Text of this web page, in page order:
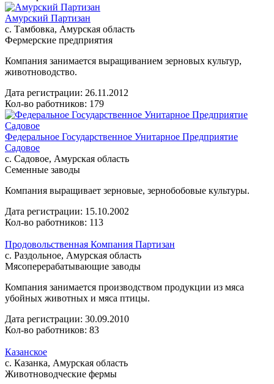
Амурский Партизан
с. Тамбовка, Амурская область
Фермерские предприятия
Компания занимается выращиванием зерновых культур,
животноводство.
Дата регистрации: 26.11.2012
Кол-во работников: 179
Федеральное Государственное Унитарное Предприятие
Садовое
с. Садовое, Амурская область
Семенные заводы
Компания выращивает зерновые, зернобобовые культуры.
Дата регистрации: 15.10.2002
Кол-во работников: 113
Продовольственная Компания Партизан
с. Раздольное, Амурская область
Мясоперерабатывающие заводы
Компания занимается производством продукции из мяса
убойных животных и мяса птицы.
Дата регистрации: 30.09.2010
Кол-во работников: 83
Казанское
с. Казанка, Амурская область
Животноводческие фермы